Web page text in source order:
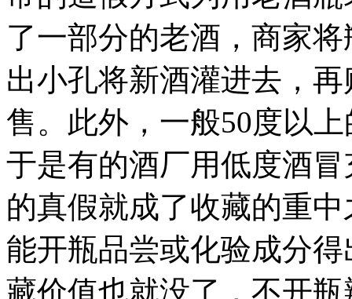
了一部分的老酒，商家
出小孔将新酒灌进去，
售。此外，一般50度以
于是有的酒厂用低度酒
的真假就成了收藏的重
能开瓶品尝或化验成分
藏价值也就没了，不开